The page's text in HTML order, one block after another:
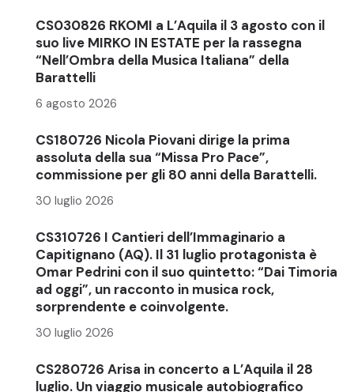
CS030826 RKOMI a L’Aquila il 3 agosto con il
suo live MIRKO IN ESTATE per la rassegna
“Nell’Ombra della Musica Italiana” della
Barattelli
6 agosto 2026
CS180726 Nicola Piovani dirige la prima
assoluta della sua “Missa Pro Pace”,
commissione per gli 80 anni della Barattelli.
30 luglio 2026
CS310726 I Cantieri dell’Immaginario a
Capitignano (AQ). Il 31 luglio protagonista è
Omar Pedrini con il suo quintetto: “Dai Timoria
ad oggi”, un racconto in musica rock,
sorprendente e coinvolgente.
30 luglio 2026
CS280726 Arisa in concerto a L’Aquila il 28
luglio. Un viaggio musicale autobiografico